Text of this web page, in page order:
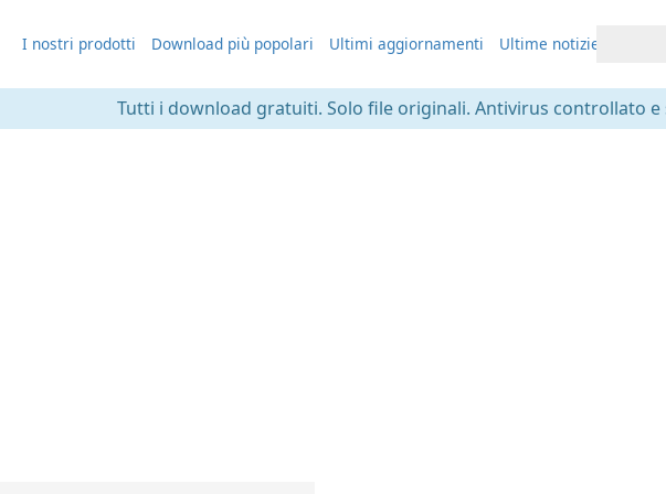
I nostri prodotti Download più popolari Ultimi aggiornamenti Ultime notizie
Tutti i download gratuiti. Solo file originali. Antivirus controllato e